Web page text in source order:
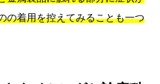
の着用を控えてみることも一つ